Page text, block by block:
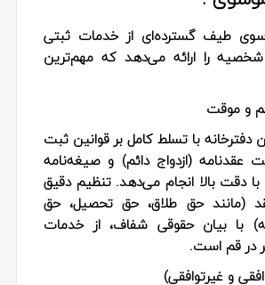
۱۳ موسوی طیف گسترده‌ای از خدمات ثبتی
شخصیه را ارائه می‌دهد که مهم‌ترین
با تسلط کامل بر قوانین ثبت
عقدنامه (ازدواج دائم) و صیغه‌نامه
با دقت بالا انجام می‌دهد. تنظیم دقیق
(مانند حق طلاق، حق تحصیل، حق
با بیان حقوقی شفاف، از خدمات
در قم است.